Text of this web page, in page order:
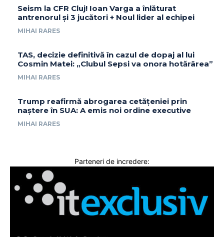
Seism la CFR Cluj! Ioan Varga a înlăturat
antrenorul și 3 jucători + Noul lider al echipei
MIHAI RARES
TAS, decizie definitivă în cazul de dopaj al lui
Cosmin Matei: „Clubul Sepsi va onora hotărârea”
MIHAI RARES
Trump reafirmă abrogarea cetățeniei prin
naștere în SUA: A emis noi ordine executive
MIHAI RARES
Parteneri de incredere: